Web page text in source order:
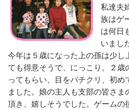
私達夫
族はゲ
は何日
いまし
今年は５歳になった上の孫は少し
ても得意そうで、にっこり 。２歳
ってもらい、目をパチクリ、初め
ました。娘の主人も支部の皆さま
頂き、嬉しそうでした。ゲームの